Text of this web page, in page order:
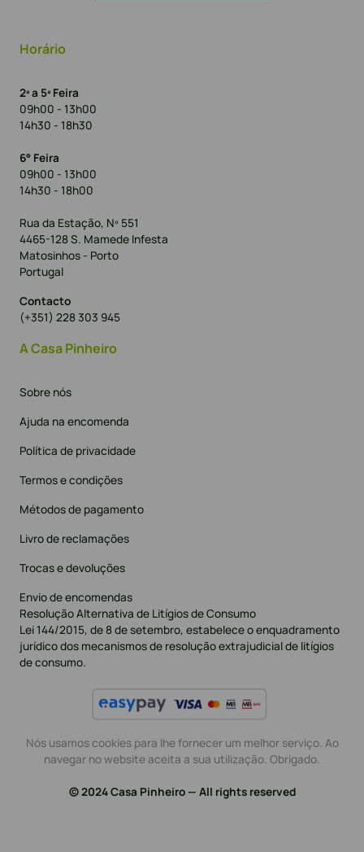
Horário
2ª a 5ª Feira
09h00 - 13h00
14h30 - 18h30
6° Feira
09h00 - 13h00
14h30 - 18h00
Rua da Estação, Nº 551
4465-128 S. Mamede Infesta
Matosinhos - Porto
Portugal
Contacto
(+351) 228 303 945
A Casa Pinheiro
Sobre nós
Ajuda na encomenda
Política de privacidade
Termos e condições
Métodos de pagamento
Livro de reclamações
Trocas e devoluções
Envio de encomendas
Resolução Alternativa de Litígios de Consumo
Lei 144/2015, de 8 de setembro, estabelece o enquadramento
jurídico dos mecanismos de resolução extrajudicial de litígios
de consumo.
Nós usamos cookies para lhe fornecer um melhor serviço. Ao
navegar no website aceita a sua utilização. Obrigado.
© 2024 Casa Pinheiro — All rights reserved